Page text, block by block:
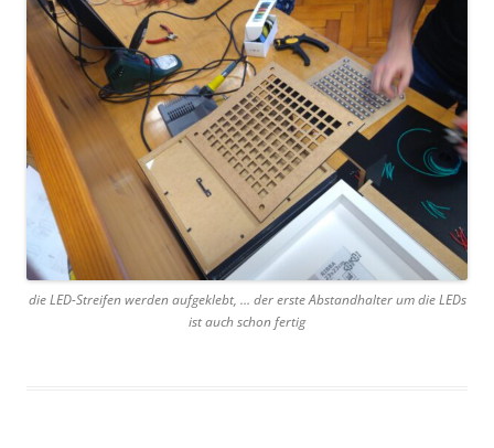
die LED-Streifen werden aufgeklebt, … der erste Abstandhalter um die LEDs
ist auch schon fertig